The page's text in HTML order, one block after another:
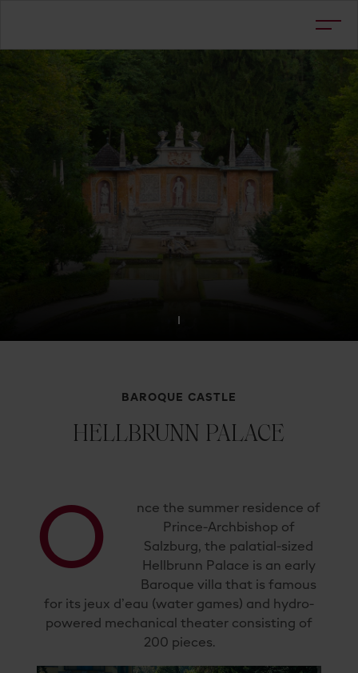
BAROQUE CASTLE
HELLBRUNN PALACE
O
nce the summer residence of
Prince-Archbishop of
Salzburg, the palatial-sized
Hellbrunn Palace is an early
Baroque villa that is famous
for its jeux d’eau (water games) and hydro-
powered mechanical theater consisting of
200 pieces.